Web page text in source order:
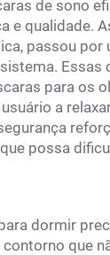
de sono
e qualidade.
passou
para os
a
possa
dormir
contorno que